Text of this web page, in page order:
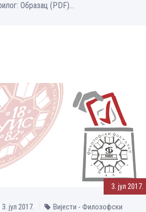
Образац (PDF)...
3. јул 2017.
3. јул 2017.
Вијести - Филозофски